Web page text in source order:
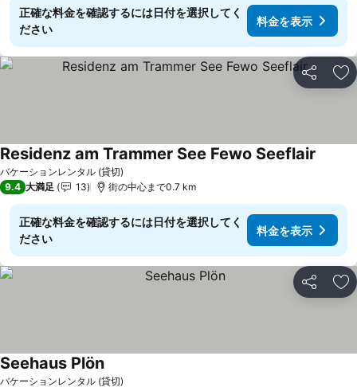
正確な料金を確認するには日付を選択してく
ださい
料金を表示
シェア お
バケーションレンタル (貸切)
Residenz am Trammer See Fewo Seeflair
9.4 大満足 13 街の中心まで0.7 km
正確な料金を確認するには日付を選択してく
ださい
料金を表示
シェア お
バケーションレンタル (貸切)
Seehaus Plön